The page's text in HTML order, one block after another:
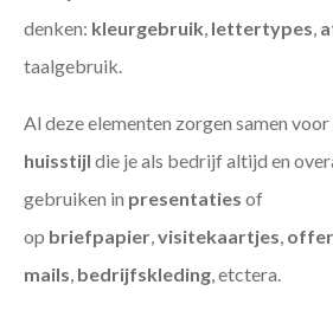
denken: kleurgebruik, lettertypes,
taalgebruik.
Al deze elementen zorgen samen voor
huisstijl die je als bedrijf altijd en
gebruiken in presentaties of
op briefpapier,visitekaartjes,
mails, bedrijfskleding, etctera.